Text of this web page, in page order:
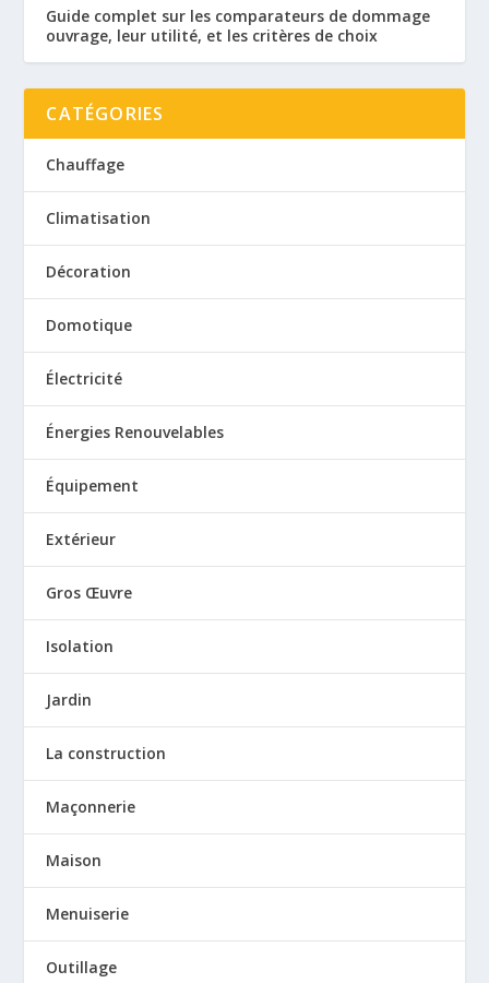
Guide complet sur les comparateurs de dommage
ouvrage, leur utilité, et les critères de choix
CATÉGORIES
Chauffage
Climatisation
Décoration
Domotique
Électricité
Énergies Renouvelables
Équipement
Extérieur
Gros Œuvre
Isolation
Jardin
La construction
Maçonnerie
Maison
Menuiserie
Outillage